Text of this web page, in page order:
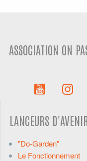
ASSOCIATION ON
LANCEURS
"Do-Garden"
Le Fonctionnement